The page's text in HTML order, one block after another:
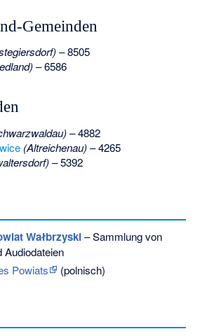
Gemeinden
– 8505
– 6586
– 4882
(Altreichenau)– 4265
– 5392
Wałbrzyski– Sammlung von
Audiodateien
Powiats
(polnisch)